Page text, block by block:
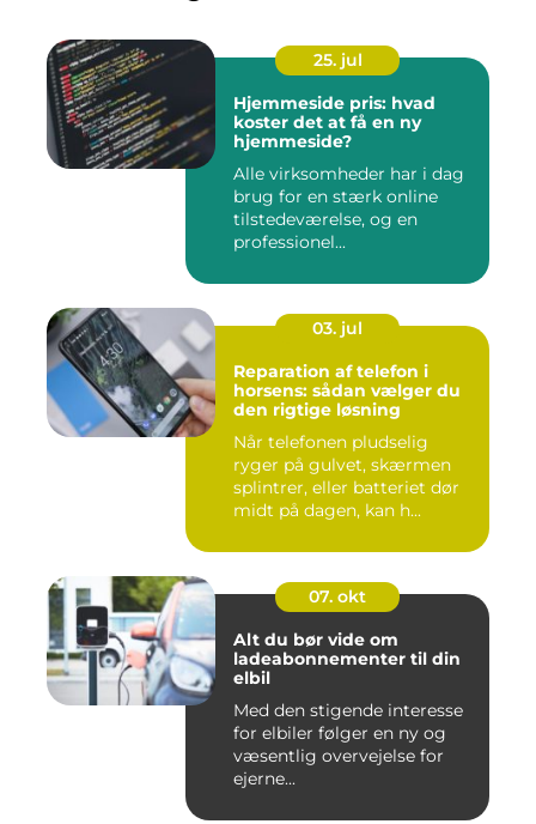
25. jul
Hjemmeside pris: hvad
koster det at få en ny
hjemmeside?
Alle virksomheder har i dag
brug for en stærk online
tilstedeværelse, og en
professionel...
03. jul
Reparation af telefon i
horsens: sådan vælger du
den rigtige løsning
Når telefonen pludselig
ryger på gulvet, skærmen
splintrer, eller batteriet dør
midt på dagen, kan h...
07. okt
Alt du bør vide om
ladeabonnementer til din
elbil
Med den stigende interesse
for elbiler følger en ny og
væsentlig overvejelse for
ejerne...